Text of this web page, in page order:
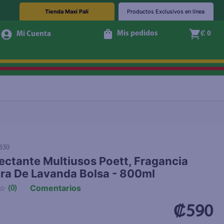
Tienda Maxi Palí Productos Exclusivos en línea
Mis pedidos ₡ 0
Multiusos Poett, Fragancia
De Lavanda Bolsa - 800ml
☆ (0) Comentarios
₡590